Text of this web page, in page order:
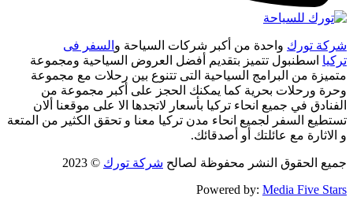
شركة تورك واحدة من أكبر شركات السياحة و السفر فى
تركيا اسطنبول تتميز بتقديم أفضل العروض السياحية ومجموعة
متميزة من البرامج السياحية التى تتنوع بين رحلات مع مجموعة
وحرة ورحلات بحرية كما يمكنك الحجز على أكبر مجموعة من
الفنادق في جميع انحاء تركيا بأسعار لاتجدها الا على موقعنا ألان
تستطيع السفر لجميع انحاء مدن تركيا معنا و تحقق الكثير من المتعة
و الاثارة مع عائلتك أو أصدقائك.
جميع الحقوق النشر محفوظة لصالح شركة تورك © 2023
Powered by: Media Five Stars